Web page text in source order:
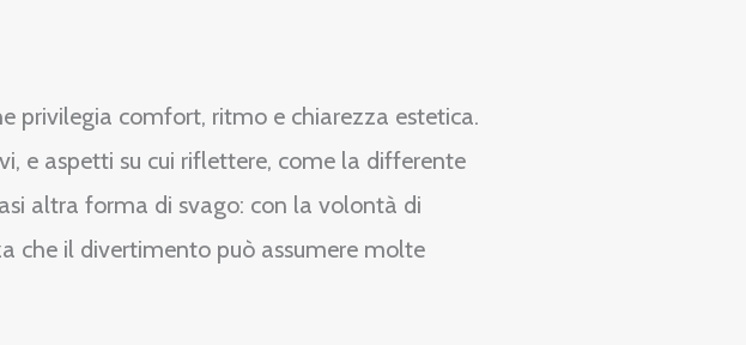
privilegia comfort, ritmo e chiarezza estetica.
e aspetti su cui riflettere, come la differente
altra forma di svago: con la volontà di
che il divertimento può assumere molte